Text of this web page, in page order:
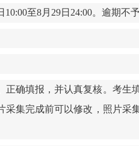
10:00至8月 29日 24:00。 逾期不
确填报，并认真复核。 考生
采集完成前可以修改，照片采